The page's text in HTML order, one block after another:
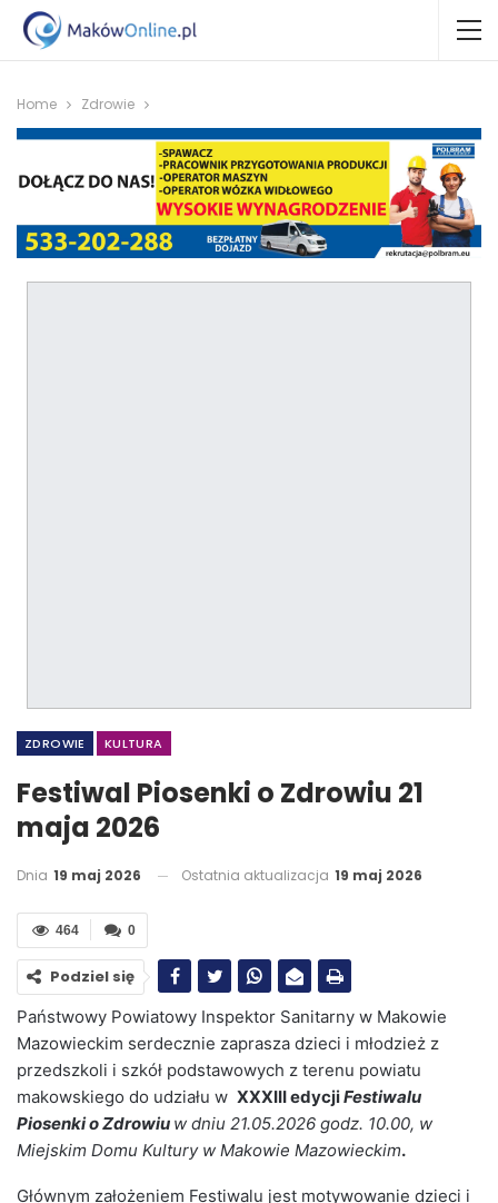
Home Zdrowie
ZDROWIE KULTURA
Festiwal Piosenki o Zdrowiu 21
maja 2026
Dnia 19 maj 2026 Ostatnia aktualizacja 19 maj 2026
0
464
Podziel się
Państwowy Powiatowy Inspektor Sanitarny w Makowie
Mazowieckim serdecznie zaprasza dzieci i młodzież z
przedszkoli i szkół podstawowych z terenu powiatu
makowskiego do udziału w XXXIII edycjiFestiwalu
Piosenki o Zdrowiu w dniu 21.05.2026 godz. 10.00, w
Miejskim Domu Kultury w Makowie Mazowieckim.
Głównym założeniem Festiwalu jest motywowanie dzieci i